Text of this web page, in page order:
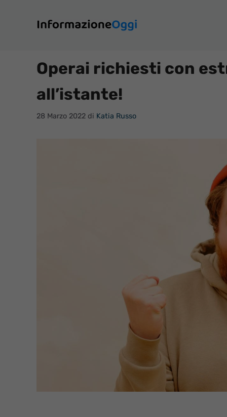
contenuto
Operai richiesti con
all’istante!
28 Marzo 2022 di Katia Russo